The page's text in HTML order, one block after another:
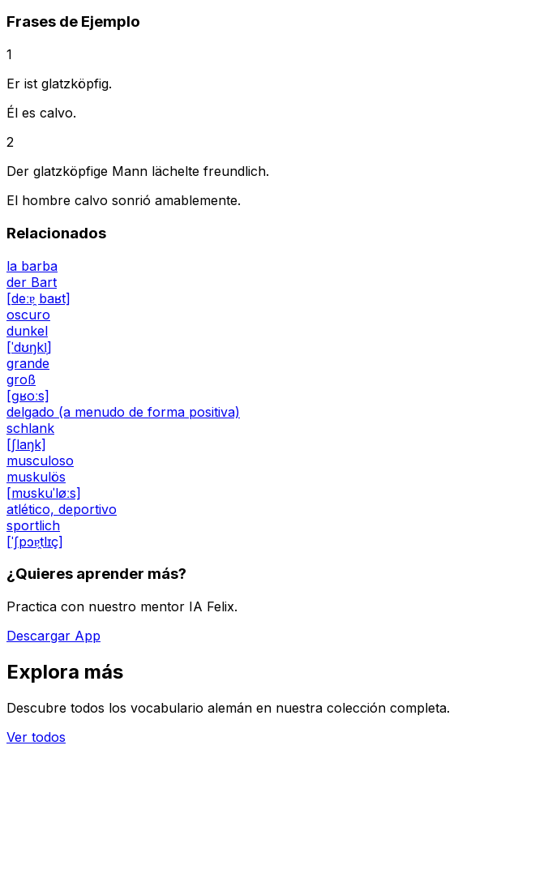
Frases de Ejemplo
1
Er ist glatzköpfig.
Él es calvo.
2
Der glatzköpfige Mann lächelte freundlich.
El hombre calvo sonrió amablemente.
Relacionados
la barba
der Bart
[deːɐ̯ baʁt]
oscuro
dunkel
[ˈdʊŋkl̩]
grande
groß
[ɡʁoːs]
delgado (a menudo de forma positiva)
schlank
[ʃlaŋk]
musculoso
muskulös
[mʊskuˈløːs]
atlético, deportivo
sportlich
[ˈʃpɔɐ̯tlɪç]
¿Quieres aprender más?
Practica con nuestro mentor IA Felix.
Descargar App
Explora más
Descubre todos los vocabulario alemán en nuestra colección completa.
Ver todos